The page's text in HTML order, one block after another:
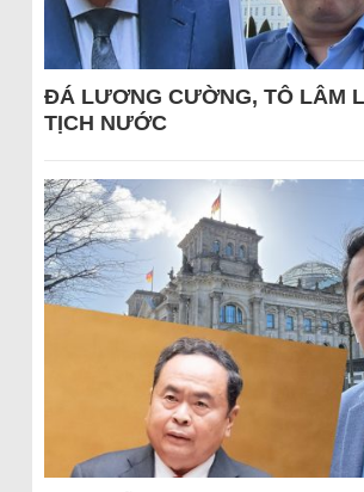
ĐÁ LƯƠNG CƯỜNG, TÔ LÂM
TỊCH NƯỚC